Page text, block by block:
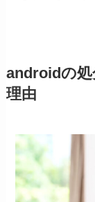
androidの
理由